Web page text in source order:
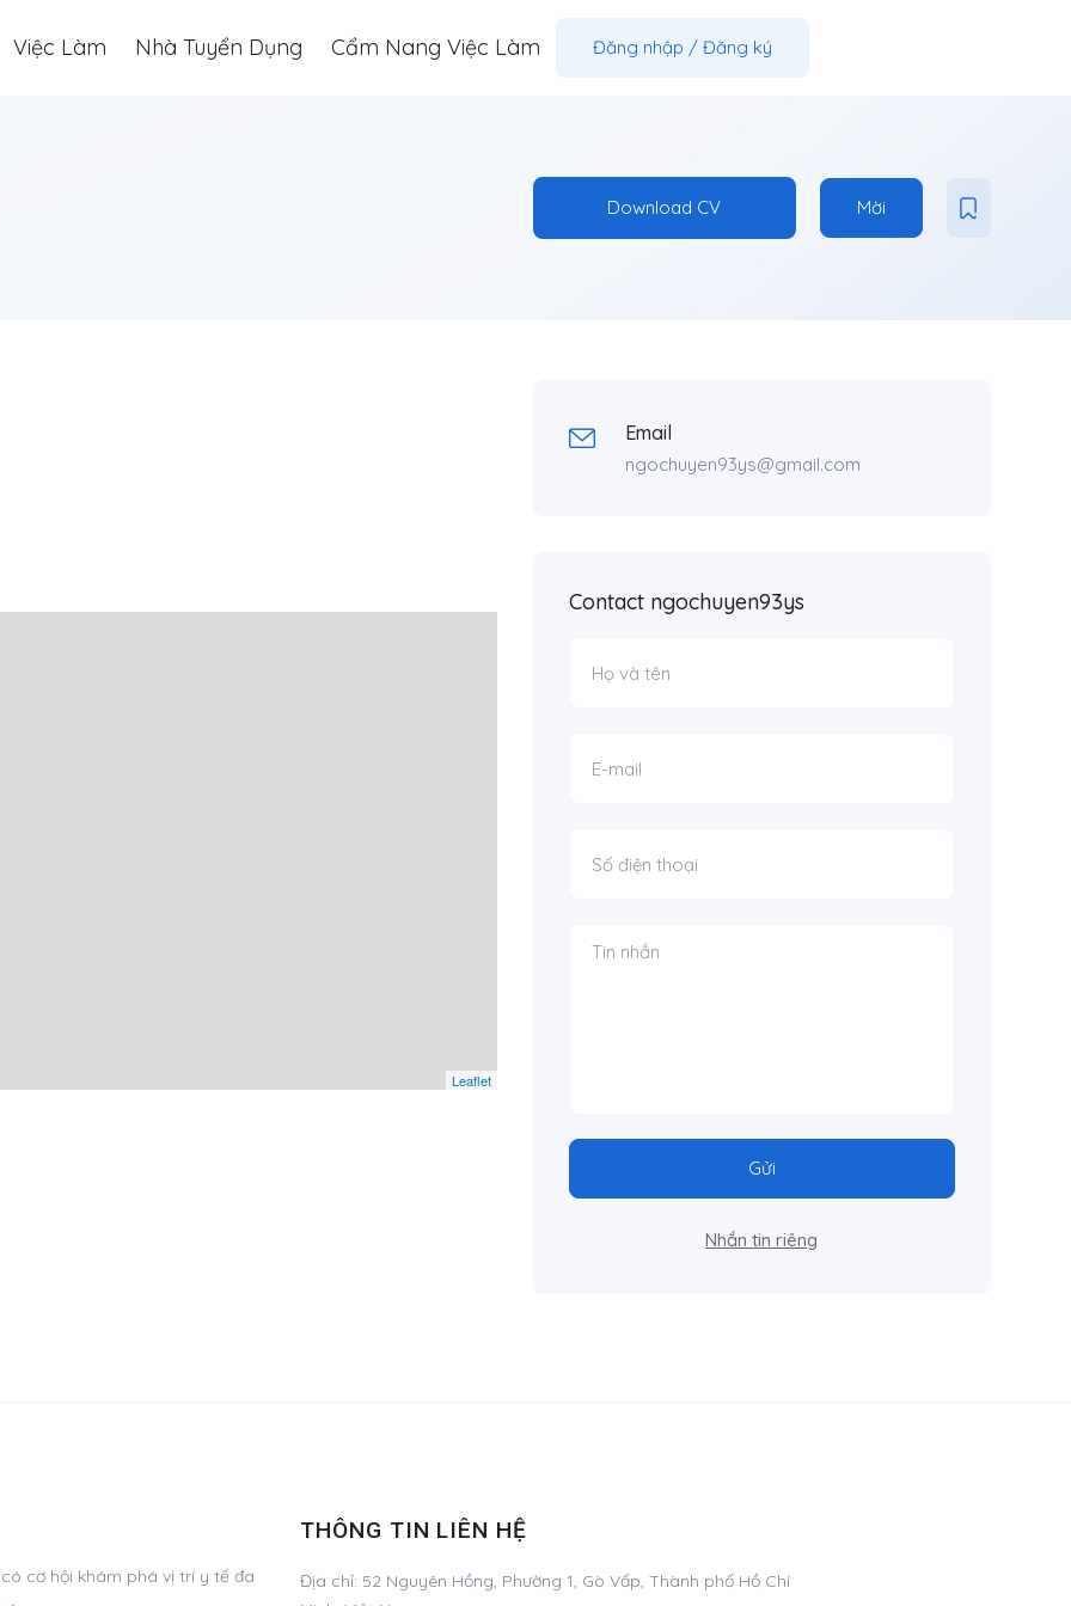
Việc Làm Nhà Tuyển Dụng Cẩm Nang Việc Làm Đăng nhập / Đăng ký
Download CV Mời
Leaflet
Email
ngochuyen93ys@gmail.com
Contact ngochuyen93ys
Gửi
Nhắn tin riêng
cơ hội khám phá vị trí y tế đa
THÔNG TIN LIÊN HỆ
Địa chỉ: 52 Nguyên Hồng, Phường 1, Gò Vấp, Thành phố Hồ Chí